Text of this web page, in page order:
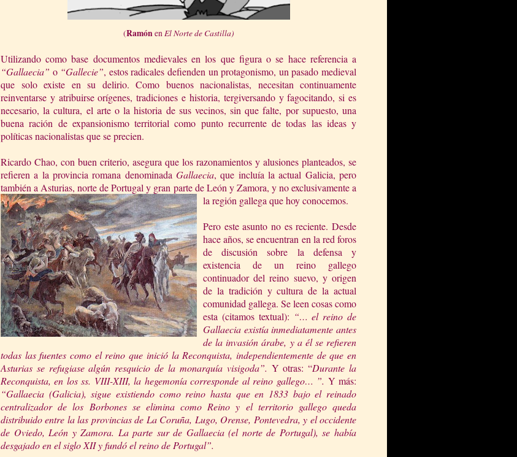
(Ramónen El Norte de Castilla)
Utilizando como base documentos medievales en los que figura o se hace referencia a
“Gallaecia” o “Gallecie”, estos radicales defienden un protagonismo, un pasado medieval
que solo existe en su delirio. Como buenos nacionalistas, necesitan continuamente
reinventarse y atribuirse orígenes, tradiciones e historia, tergiversando y fagocitando, si es
necesario, la cultura, el arte o la historia de sus vecinos, sin que falte, por supuesto, una
buena ración de expansionismo territorial como punto recurrente de todas las ideas y
políticas nacionalistas que se precien.
Ricardo Chao, con buen criterio, asegura que los razonamientos y alusiones planteados, se
refieren a la provincia romana denominada Gallaecia, que incluía la actual Galicia, pero
también a Asturias, norte de Portugal y gran parte de León y Zamora, y no exclusivamente a
la región gallega que hoy conocemos.
Pero este asunto no es reciente. Desde
hace años, se encuentran en la red foros
de discusión sobre la defensa y
existencia de un reino gallego
continuador del reino suevo, y origen
de la tradición y cultura de la actual
comunidad gallega. Se leen cosas como
esta (citamos textual): “… el reino de
Gallaecia existíainmediatamente antes
de la invasión árabe, y a él se refieren
todas las fuentes como el reino que inició la Reconquista, independientemente de que en
Asturias se refugiase algún resquicio de la monarquía visigoda”. Y otras: “Durantela
Reconquista, en los ss. VIII-XIII, la hegemonía corresponde al reino gallego… ”. Y más:
“Gallaecia (Galicia), sigue existiendo como reino hasta que en 1833 bajo el reinado
centralizador de los Borbones se elimina como Reino y el territorio gallego queda
distribuido entre la las provincias de La Coruña, Lugo, Orense, Pontevedra, y el occidente
de Oviedo, León y Zamora. La parte sur de Gallaecia (el norte de Portugal), se había
desgajado en el siglo XII y fundó el reino de Portugal”.